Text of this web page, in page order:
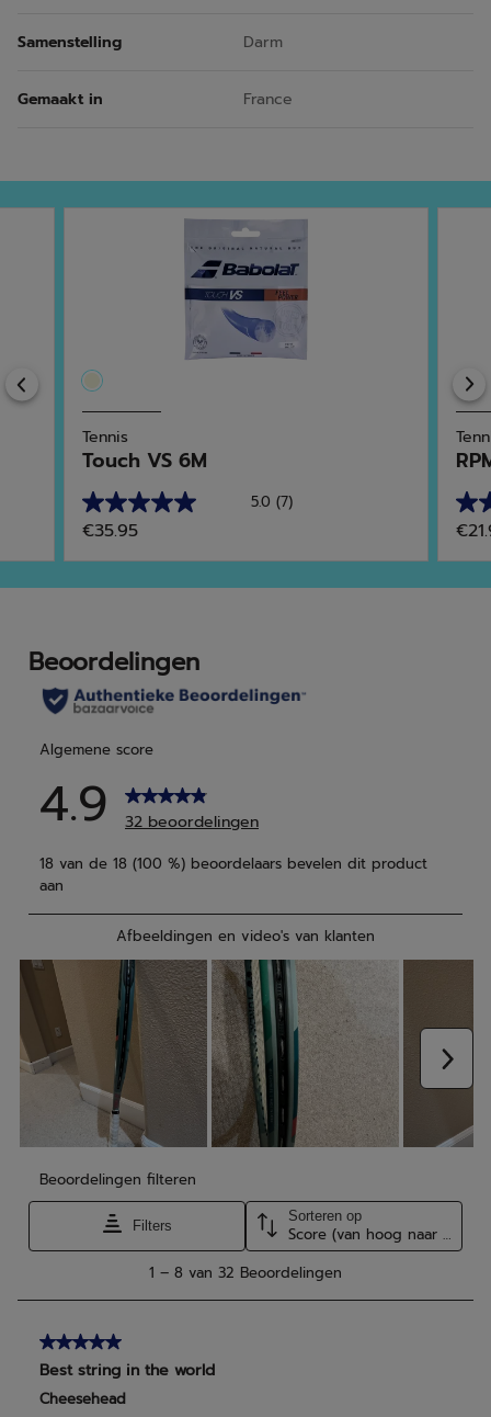
Samenstelling Darm
Gemaakt in France
Previous
Tennis
Touch VS 6M
5.0 (7)
5.0
van
de
5
7
beoordelingen
€35.95
4.8
van
de
5